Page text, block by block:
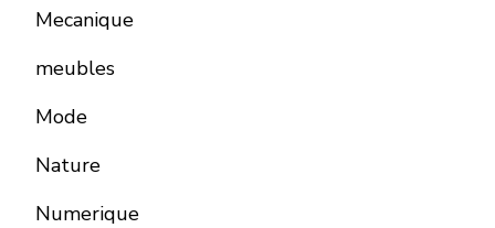
Mecanique
meubles
Mode
Nature
Numerique